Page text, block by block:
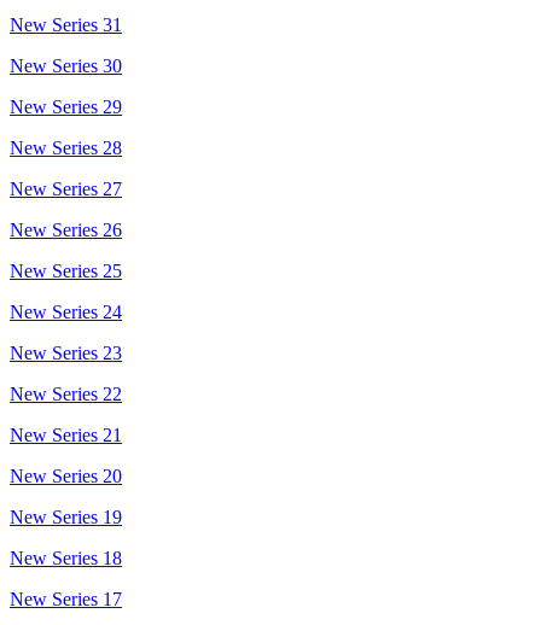
New Series 31
New Series 30
New Series 29
New Series 28
New Series 27
New Series 26
New Series 25
New Series 24
New Series 23
New Series 22
New Series 21
New Series 20
New Series 19
New Series 18
New Series 17